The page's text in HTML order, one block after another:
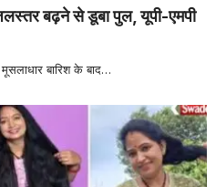
बढ़ने से डूबा पुल, यूपी-एमपी
बारिश के बाद…